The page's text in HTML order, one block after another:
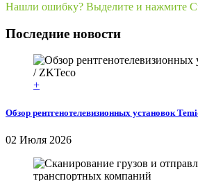
Нашли ошибку? Выделите и нажмите
Последние новости
+
Обзор рентгенотелевизионных установок
02 Июля 2026